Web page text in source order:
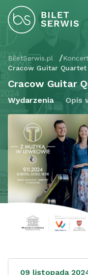
BiletSerwis.pl
Cracow Guitar Quartet
Cracow Guitar
Wydarzenia Opis
09 listopada